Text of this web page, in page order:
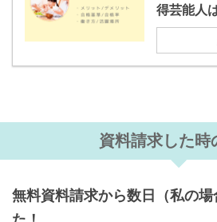
得芸能人
資料請求した時
無料資料請求から数日（私の